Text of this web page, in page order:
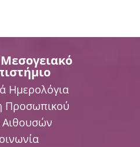
Ημερολόγια
Προσωπικού
Αιθουσών